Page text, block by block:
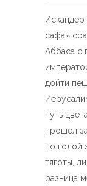
сафа»
Аббаса с
дойти
путь
прошел
по голой
тяготы,
разница